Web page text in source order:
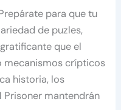
para que tu
de puzles,
que el
mecanismos crípticos
historia, los
mantendrán